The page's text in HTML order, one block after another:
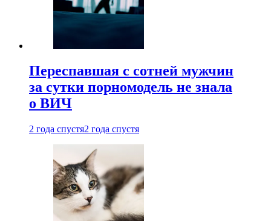
Переспавшая с сотней мужчин
за сутки порномодель не знала
о ВИЧ
2 года спустя2 года спустя